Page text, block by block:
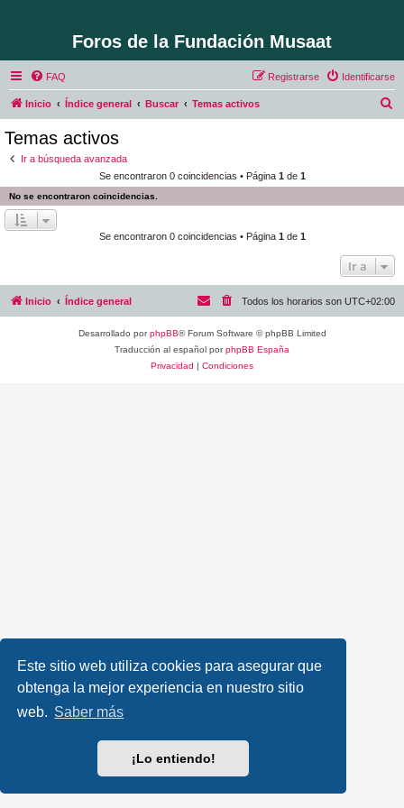
Este sitio web utiliza cookies para asegurar que
obtenga la mejor experiencia en nuestro sitio
web. Saber más
¡Lo entiendo!
Foros de la Fundación Musaat
FAQ Identificarse
Registrarse
Inicio Índice general Buscar Temas activos
a
Temas activos
Ir a búsqueda avanzada
Se encontraron 0 coincidencias • Página 1 de 1
No se encontraron coincidencias.
Se encontraron 0 coincidencias • Página 1 de 1
Ir a
Inicio Índice general Todos los horarios son UTC+02:00
Desarrollado porphpBB® Forum Software © phpBB Limited
Traducción al español porphpBB España
Privacidad | Condiciones